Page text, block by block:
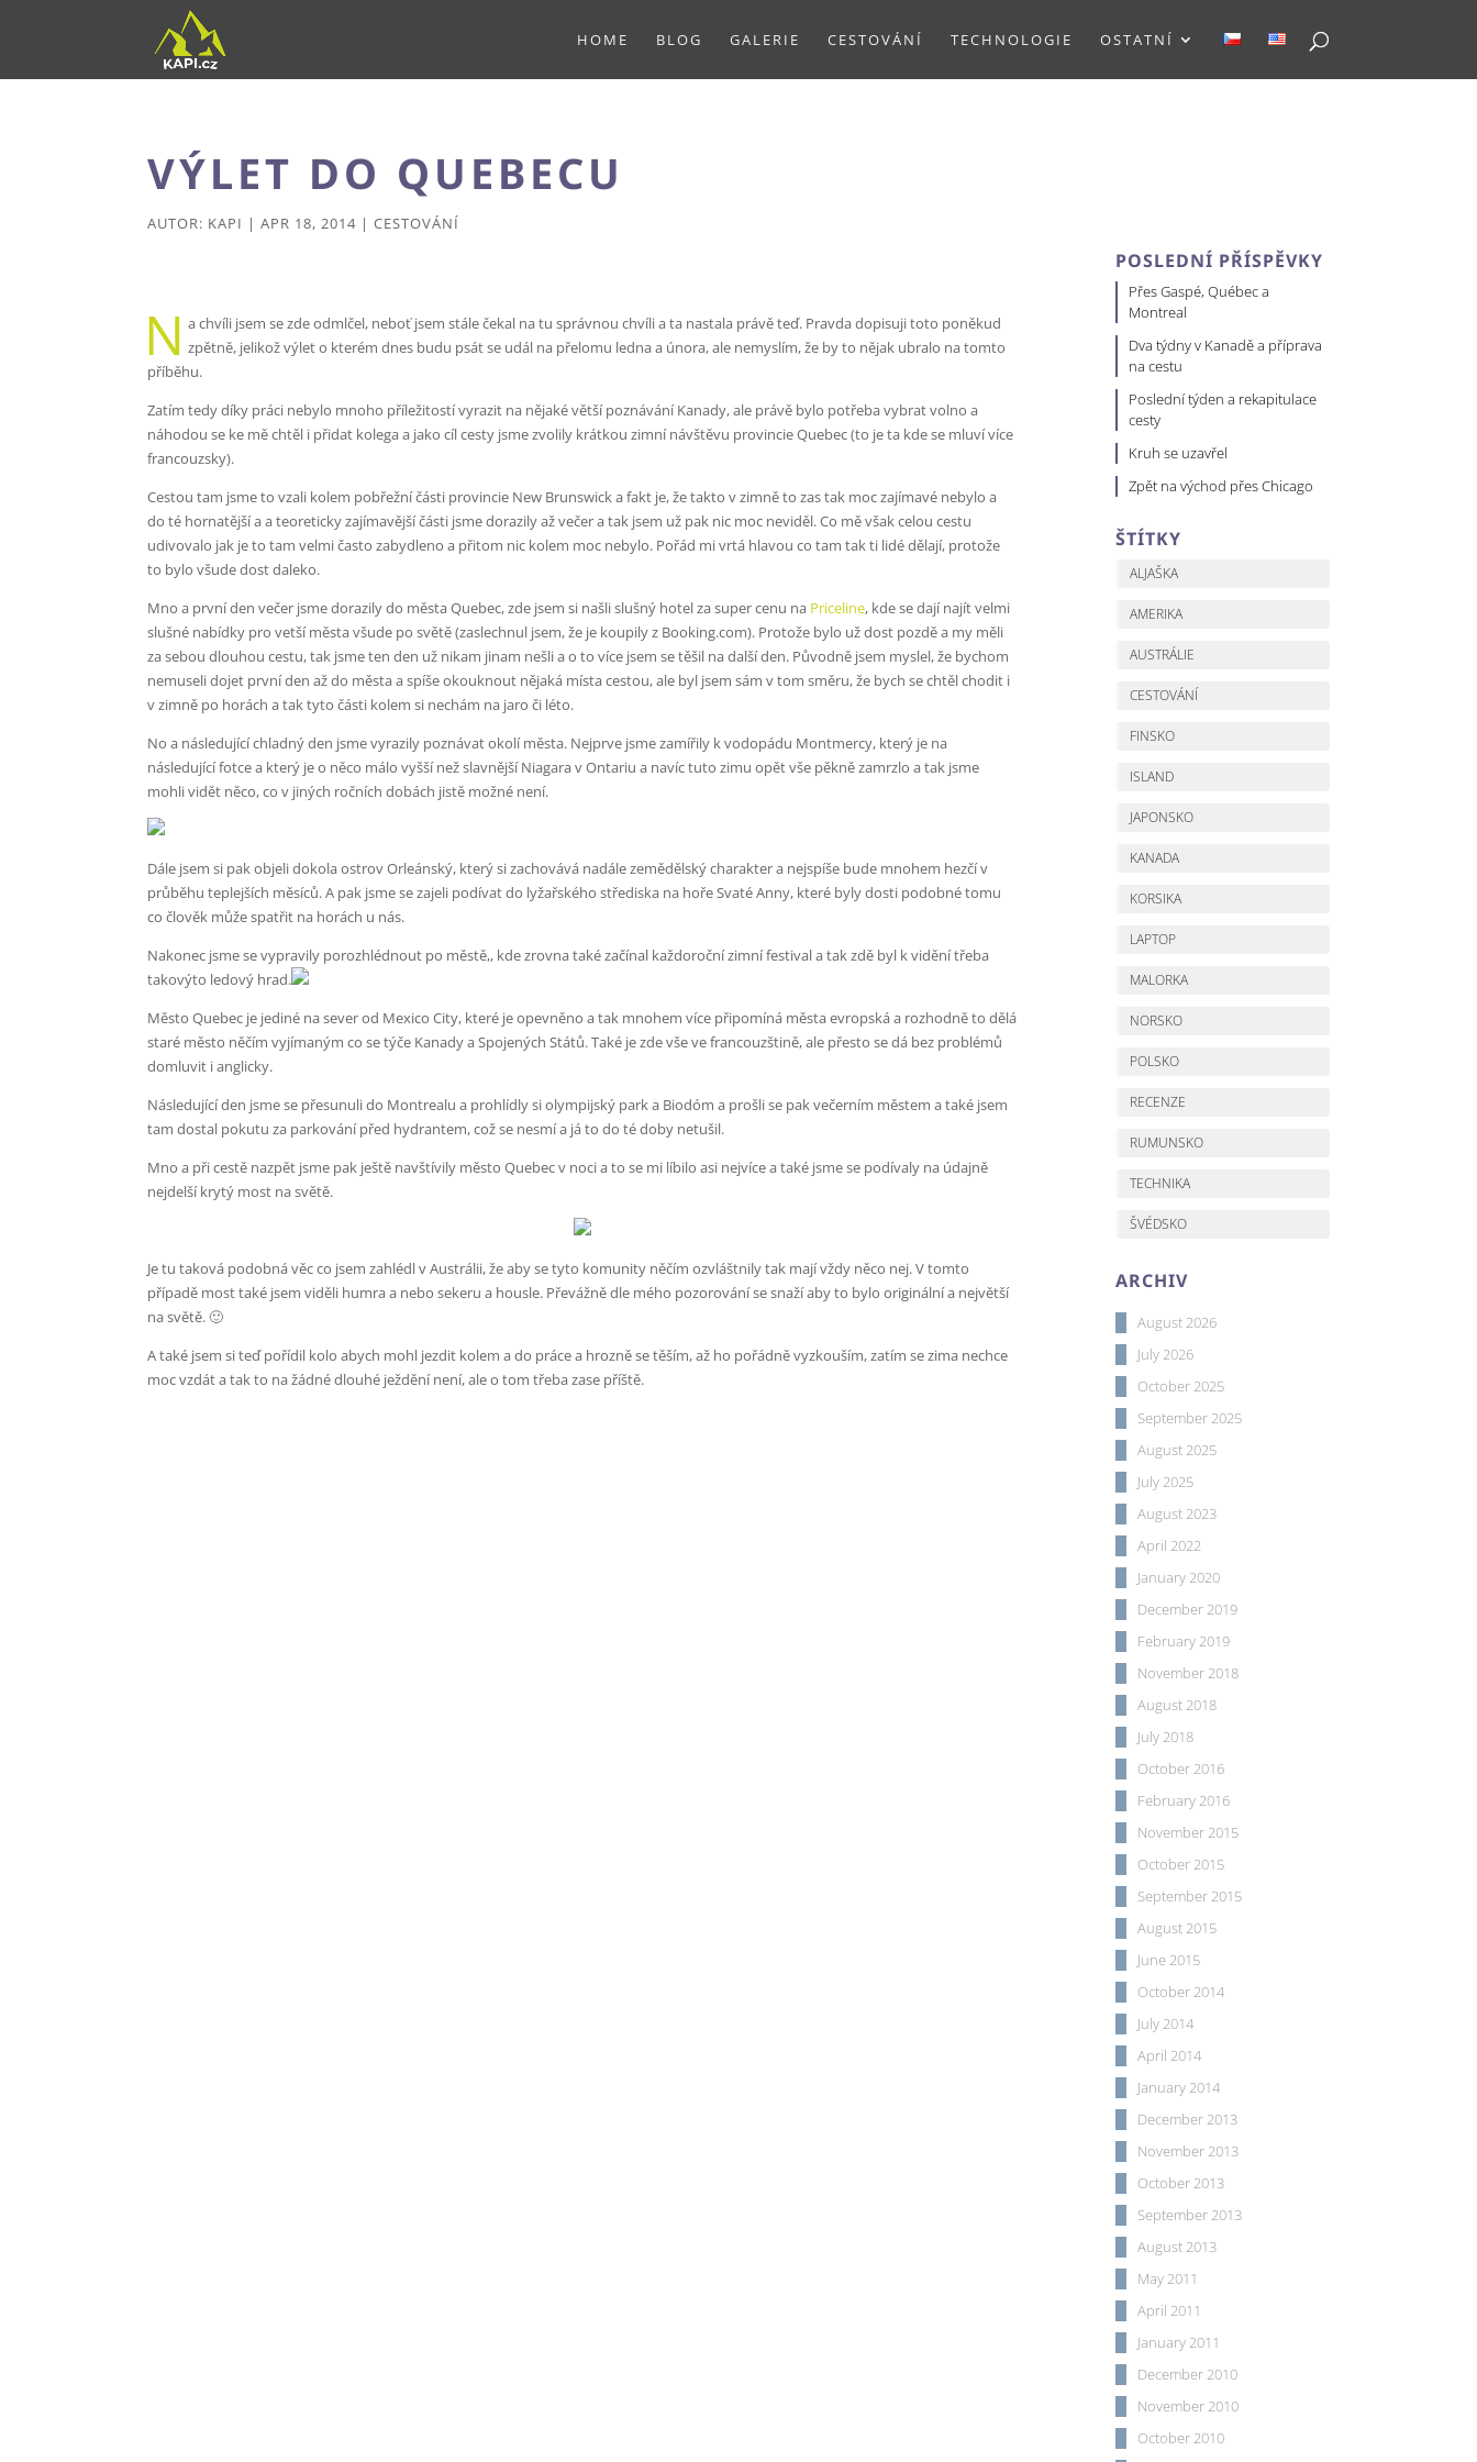
HOME BLOG GALERIE CESTOVÁNÍ TECHNOLOGIE OSTATNÍ
VÝLET DO QUEBECU
AUTOR: KAPI |APR 18, 2014 |CESTOVÁNÍ
N a chvíli jsem se zde odmlčel, neboť jsem stále čekal na tu správnou chvíli a ta nastala právě teď. Pravda dopisuji toto poněkud
zpětně, jelikož výlet o kterém dnes budu psát se udál na přelomu ledna a února, ale nemyslím, že by to nějak ubralo na tomto
příběhu.
Zatím tedy díky práci nebylo mnoho příležitostí vyrazit na nějaké větší poznávání Kanady, ale právě bylo potřeba vybrat volno a
náhodou se ke mě chtěl i přidat kolega a jako cíl cesty jsme zvolily krátkou zimní návštěvu provincie Quebec (to je ta kde se mluví více
francouzsky).
Cestou tam jsme to vzali kolem pobřežní části provincie New Brunswick a fakt je, že takto v zimně to zas tak moc zajímavé nebylo a
do té hornatější a a teoreticky zajímavější části jsme dorazily až večer a tak jsem už pak nic moc neviděl. Co mě však celou cestu
udivovalo jak je to tam velmi často zabydleno a přitom nic kolem moc nebylo. Pořád mi vrtá hlavou co tam tak ti lidé dělají, protože
to bylo všude dost daleko.
Mno a první den večer jsme dorazily do města Quebec, zde jsem si našli slušný hotel za super cenu na Priceline, kde se dají najít velmi
slušné nabídky pro vetší města všude po světě (zaslechnul jsem, že je koupily z Booking.com). Protože bylo už dost pozdě a my měli
za sebou dlouhou cestu, tak jsme ten den už nikam jinam nešli a o to více jsem se těšil na další den. Původně jsem myslel, že bychom
nemuseli dojet první den až do města a spíše okouknout nějaká místa cestou, ale byl jsem sám v tom směru, že bych se chtěl chodit i
v zimně po horách a tak tyto části kolem si nechám na jaro či léto.
No a následující chladný den jsme vyrazily poznávat okolí města. Nejprve jsme zamířily k vodopádu Montmercy, který je na
následující fotce a který je o něco málo vyšší než slavnější Niagara v Ontariu a navíc tuto zimu opět vše pěkně zamrzlo a tak jsme
mohli vidět něco, co v jiných ročních dobách jistě možné není.
Dále jsem si pak objeli dokola ostrov Orleánský, který si zachovává nadále zemědělský charakter a nejspíše bude mnohem hezčí v
průběhu teplejších měsíců. A pak jsme se zajeli podívat do lyžařského střediska na hoře Svaté Anny, které byly dosti podobné tomu
co člověk může spatřit na horách u nás.
Nakonec jsme se vypravily porozhlédnout po městě,, kde zrovna také začínal každoroční zimní festival a tak zdě byl k vidění třeba
takovýto ledový hrad.
Město Quebec je jediné na sever od Mexico City, které je opevněno a tak mnohem více připomíná města evropská a rozhodně to dělá
staré město něčím vyjímaným co se týče Kanady a Spojených Států. Také je zde vše ve francouzštině, ale přesto se dá bez problémů
domluvit i anglicky.
Následující den jsme se přesunuli do Montrealu a prohlídly si olympijský park a Biodóm a prošli se pak večerním městem a také jsem
tam dostal pokutu za parkování před hydrantem, což se nesmí a já to do té doby netušil.
Mno a při cestě nazpět jsme pak ještě navštívily město Quebec v noci a to se mi líbilo asi nejvíce a také jsme se podívaly na údajně
nejdelší krytý most na světě.
Je tu taková podobná věc co jsem zahlédl v Austrálii, že aby se tyto komunity něčím ozvláštnily tak mají vždy něco nej. V tomto
případě most také jsem viděli humra a nebo sekeru a housle. Převážně dle mého pozorování se snaží aby to bylo originální a největší
na světě. 🙂
A také jsem si teď pořídil kolo abych mohl jezdit kolem a do práce a hrozně se těším, až ho pořádně vyzkouším, zatím se zima nechce
moc vzdát a tak to na žádné dlouhé ježdění není, ale o tom třeba zase příště.
POSLEDNÍ PŘÍSPĚVKY
Přes Gaspé, Québec a
Montreal
Dva týdny v Kanadě a příprava
na cestu
Poslední týden a rekapitulace
cesty
Kruh se uzavřel
Zpět na východ přes Chicago
ŠTÍTKY
ALJAŠKA
AMERIKA
AUSTRÁLIE
CESTOVÁNÍ
FINSKO
ISLAND
JAPONSKO
KANADA
KORSIKA
LAPTOP
MALORKA
NORSKO
POLSKO
RECENZE
RUMUNSKO
TECHNIKA
ŠVÉDSKO
ARCHIV
August 2026
July 2026
October 2025
September 2025
August 2025
July 2025
August 2023
April 2022
January 2020
December 2019
February 2019
November 2018
August 2018
July 2018
October 2016
February 2016
November 2015
October 2015
September 2015
August 2015
June 2015
October 2014
July 2014
April 2014
January 2014
December 2013
November 2013
October 2013
September 2013
August 2013
May 2011
April 2011
January 2011
December 2010
November 2010
October 2010